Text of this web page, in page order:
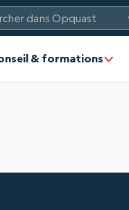
dans
& formations